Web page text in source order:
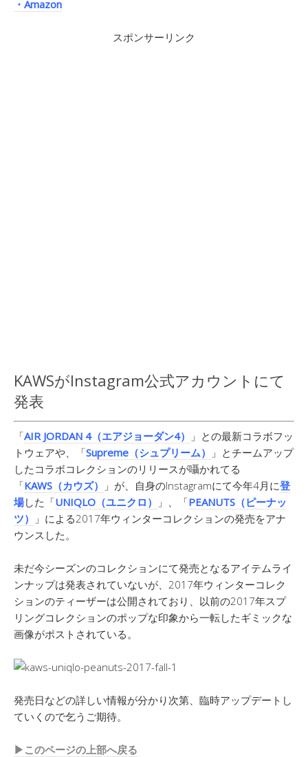
・Amazon
スポンサーリンク
KAWSがInstagram公式アカウントにて
発表
「AIR JORDAN 4（エアジョーダン4）
」との最新コラボフッ
トウェアや、「Supreme（シュプリーム）
」とチームアップ
したコラボコレクションのリリースが囁かれてる
「KAWS（カウズ） 」が、自身のInstagramにて今年4月に登
場した「UNIQLO（ユニクロ） 」、「PEANUTS（ピーナッ
ツ）
」による2017年ウィンターコレクションの発売をアナ
ウンスした。
未だ今シーズンのコレクションにて発売となるアイテムライ
ンナップは発表されていないが、2017年ウィンターコレク
ションのティーザーは公開されており、以前の2017年スプ
リングコレクションのポップな印象から一転したギミックな
画像がポストされている。
発売日などの詳しい情報が分かり次第、臨時アップデートし
ていくので乞うご期待。
▶︎このページの上部へ戻る